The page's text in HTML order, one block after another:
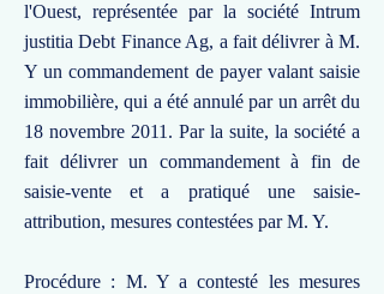
l'Ouest, représentée par la société Intrum
justitia Debt Finance Ag, a fait délivrer à M.
Y un commandement de payer valant saisie
immobilière, qui a été annulé par un arrêt du
18 novembre 2011. Par la suite, la société a
fait délivrer un commandement à fin de
saisie-vente et a pratiqué une saisie-
attribution, mesures contestées par M. Y.
Procédure : M. Y a contesté les mesures